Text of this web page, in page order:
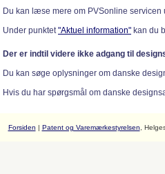
Du kan læse mere om PVSonline
Under punktet"Aktuel information" kan du
Der er indtil videre ikke adgang til
Du kan søge oplysninger om danske
Hvis du har spørgsmål om danske
Forsiden | Patent og Varemærkestyrelsen ,